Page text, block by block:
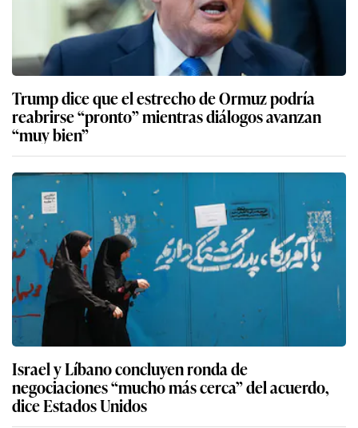
Trump dice que el estrecho de Ormuz podría
reabrirse “pronto” mientras diálogos avanzan
“muy bien”
Israel y Líbano concluyen ronda de
negociaciones “mucho más cerca” del acuerdo,
dice Estados Unidos